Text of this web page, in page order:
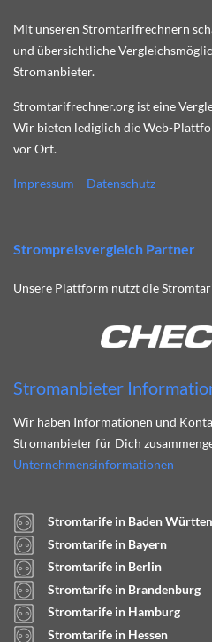
Mit unseren Stromtarifrechnern
und übersichtliche
Stromanbieter.
Stromtarifrechner.org ist eine
Wir bieten lediglich die Web-
vor Ort.
Impressum – Datenschutz
Strompreisvergleich Partner
Unsere Plattform nutzt die
Stromanbieter
Wir haben Informationen und
Stromanbieter für Dich
Unternehmensinformationen
Stromtarife in Baden
Stromtarife in Bayern
Stromtarife in Berlin
Stromtarife in Brandenburg
Stromtarife in Hamburg
Stromtarife in Hessen